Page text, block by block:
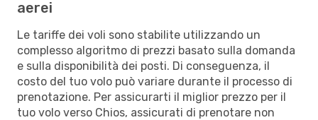
aerei
Le tariffe dei voli sono stabilite utilizzando un
complesso algoritmo di prezzi basato sulla domanda
e sulla disponibilità dei posti. Di conseguenza, il
costo del tuo volo può variare durante il processo di
prenotazione. Per assicurarti il miglior prezzo per il
tuo volo verso Chios, assicurati di prenotare non